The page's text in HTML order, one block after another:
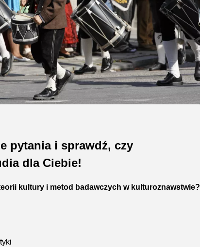
pytania i sprawdź, czy
dla Ciebie!
kultury i metod badawczych w kulturoznawstwie?